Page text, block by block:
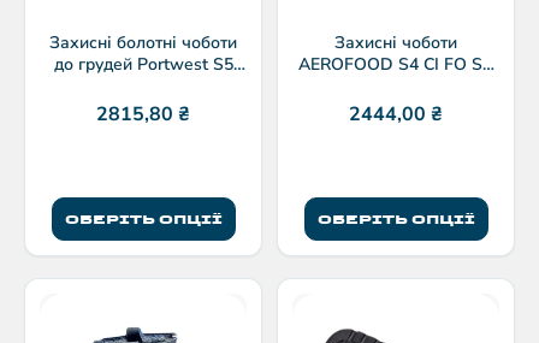
Захисні болотні чоботи
до грудей Portwest S5
2815,80 ₴
ОБЕРІТЬ ОПЦІЇ
Захисні чоботи
AEROFOOD S4 CI FO SR
промисловості
2444,00 ₴
ОБЕРІТЬ ОПЦІЇ